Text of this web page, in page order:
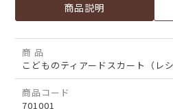
商品説明
商 品
こどものティアードスカート（レシ
商品コード
701001